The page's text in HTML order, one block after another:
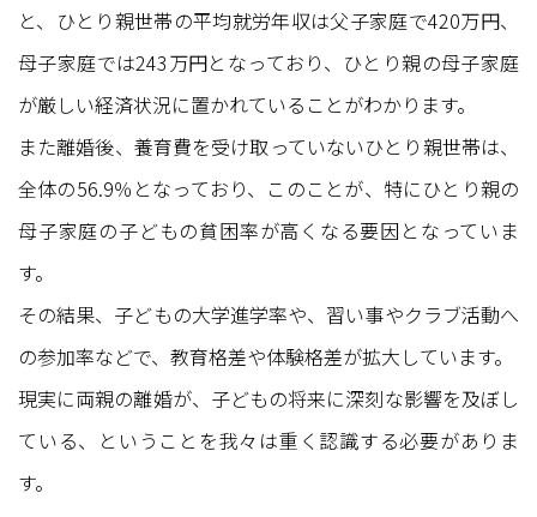
と、ひとり親世帯の平均就労年収は父子家庭で420万円、
母子家庭では243万円となっており、ひとり親の母子家庭
が厳しい経済状況に置かれていることがわかります。
また離婚後、養育費を受け取っていないひとり親世帯は、
全体の56.9％となっており、このことが、特にひとり親の
母子家庭の子どもの貧困率が高くなる要因となっていま
す。
その結果、子どもの大学進学率や、習い事やクラブ活動へ
の参加率などで、教育格差や体験格差が拡大しています。
現実に両親の離婚が、子どもの将来に深刻な影響を及ぼし
ている、ということを我々は重く認識する必要がありま
す。